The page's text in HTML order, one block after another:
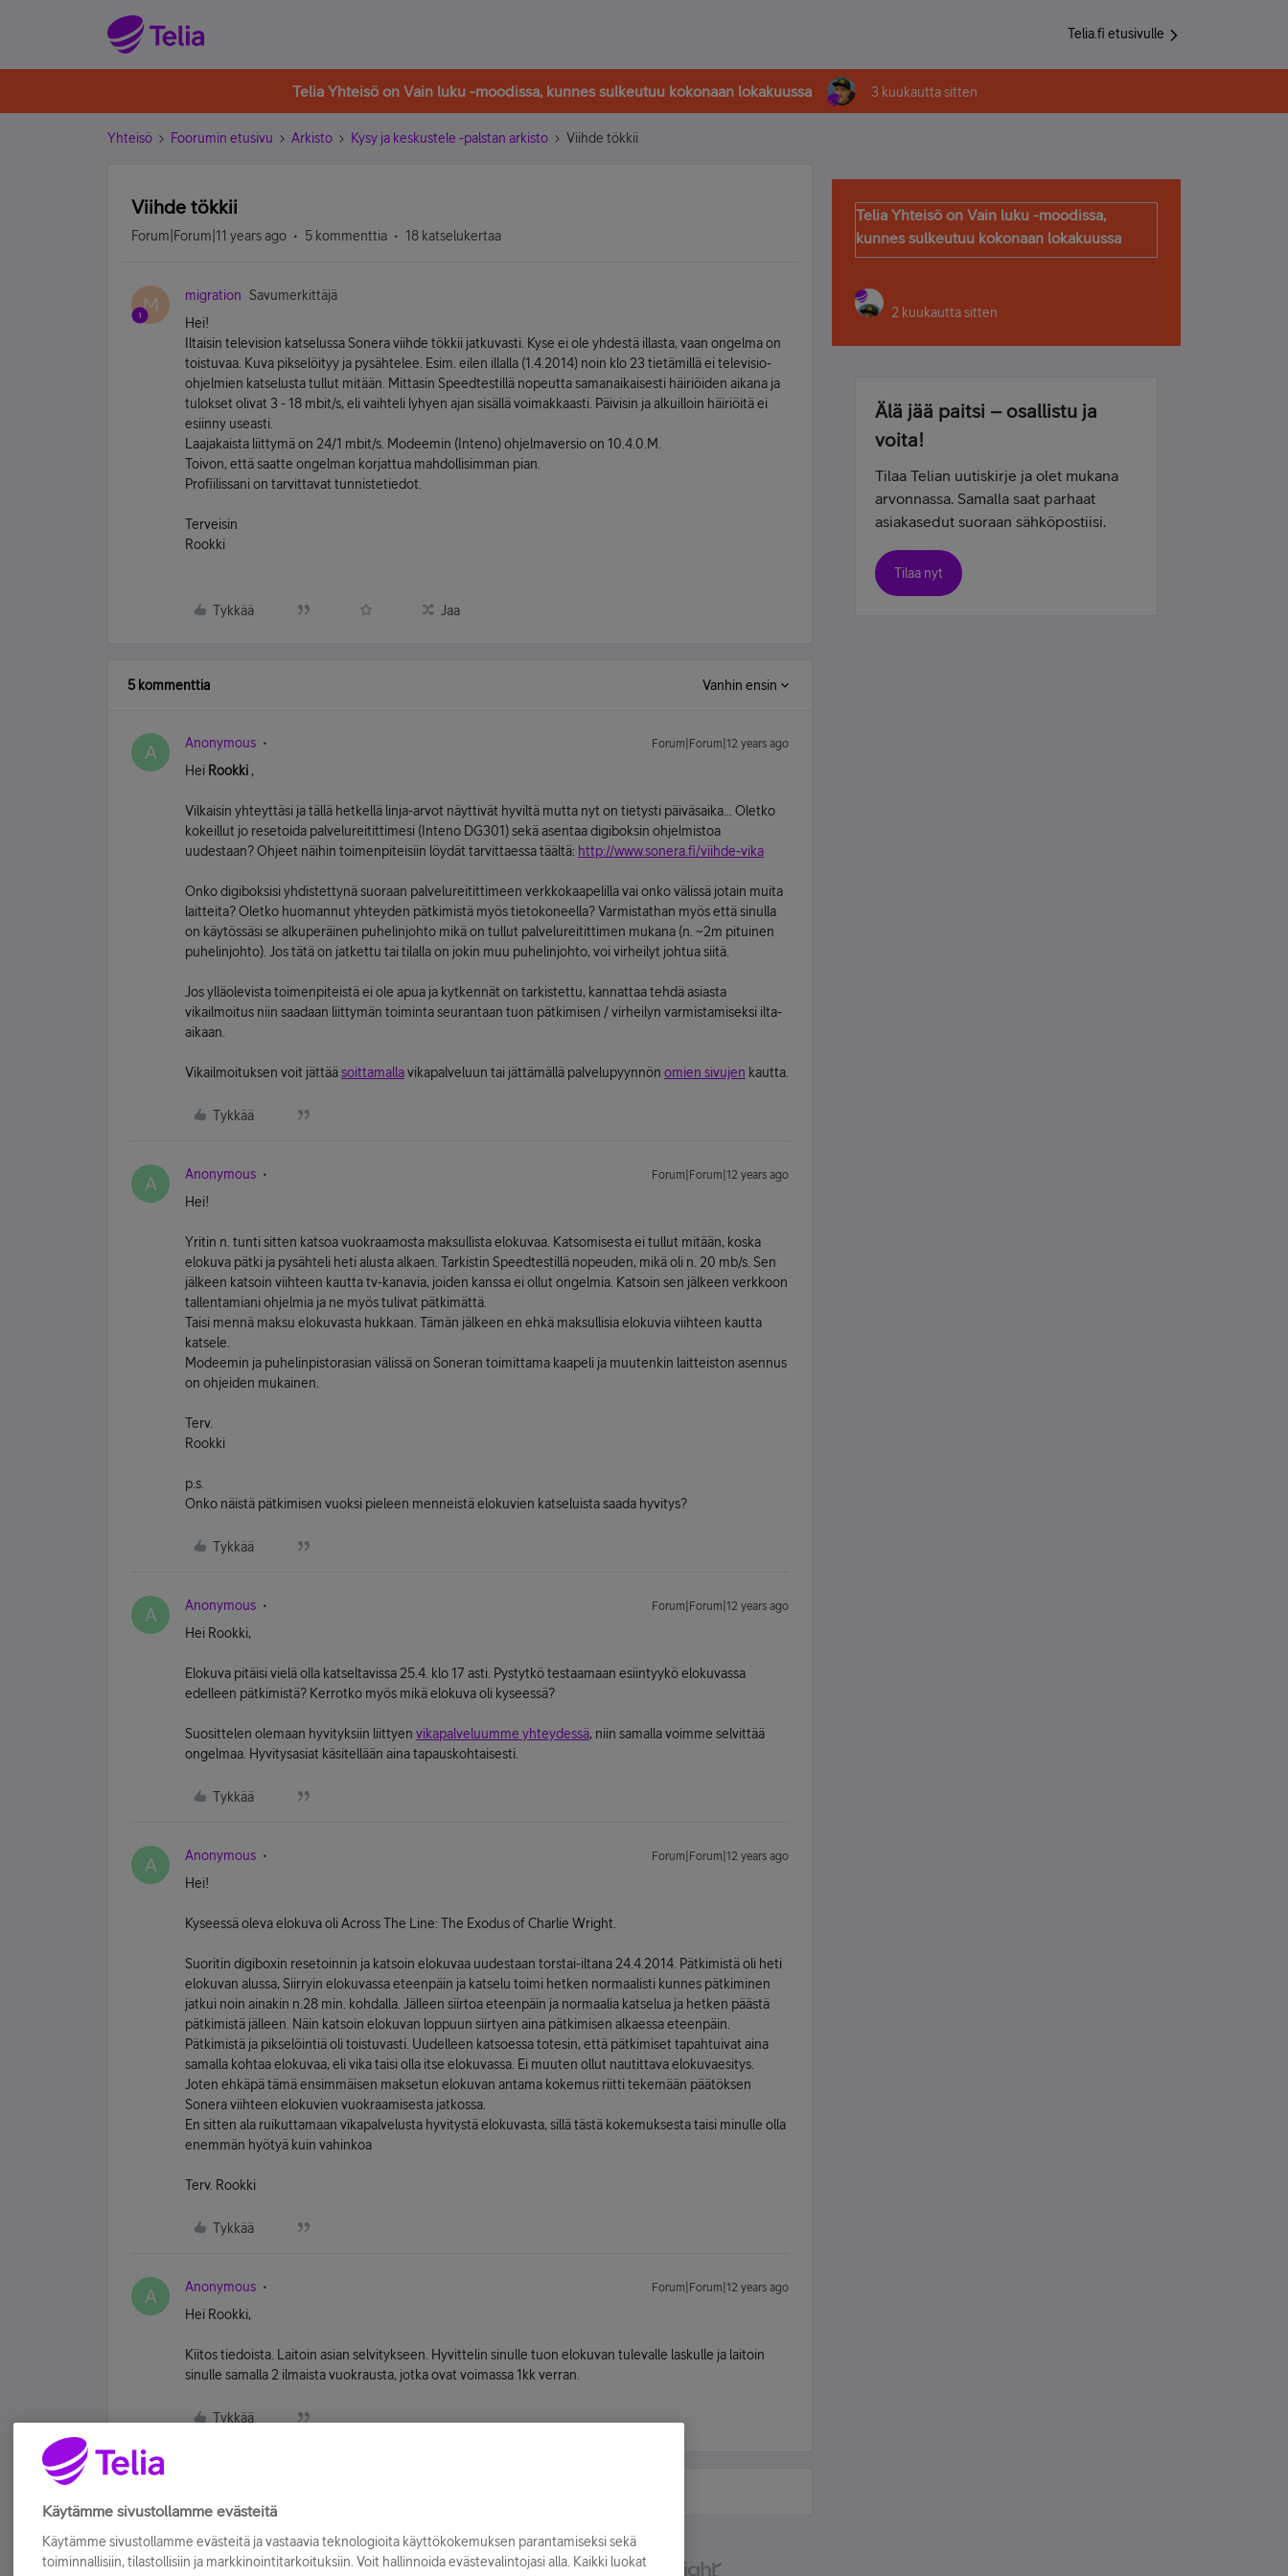
Telia.fi etusivulle
Telia Yhteisö on Vain luku -moodissa, kunnes sulkeutuu kokonaan lokakuussa 3 kuukautta sitten
Yhteisö Foorumin etusivu Arkisto Kysy ja keskustele -palstan arkisto Viihde tökkii
Viihde tökkii
Forum|Forum|11 years ago 5 kommenttia 18 katselukertaa
M migration
Savumerkittäjä
Hei!
Iltaisin television katselussa Sonera viihde tökkii jatkuvasti. Kyse ei ole yhdestä illasta, vaan ongelma on
toistuvaa. Kuva pikselöityy ja pysähtelee. Esim. eilen illalla (1.4.2014) noin klo 23 tietämillä ei televisio-
ohjelmien katselusta tullut mitään. Mittasin Speedtestillä nopeutta samanaikaisesti häiriöiden aikana ja
tulokset olivat 3 - 18 mbit/s, eli vaihteli lyhyen ajan sisällä voimakkaasti. Päivisin ja alkuilloin häiriöitä ei
esiinny useasti.
Laajakaista liittymä on 24/1 mbit/s. Modeemin (Inteno) ohjelmaversio on 10.4.0.M.
Toivon, että saatte ongelman korjattua mahdollisimman pian.
Profiilissani on tarvittavat tunnistetiedot.
Terveisin
Rookki
Tykkää Jaa
5 kommenttia Vanhin ensin
A Anonymous Forum|Forum|12 years ago
Hei Rookki ,
Vilkaisin yhteyttäsi ja tällä hetkellä linja-arvot näyttivät hyviltä mutta nyt on tietysti päiväsaika... Oletko
kokeillut jo resetoida palvelureitittimesi (Inteno DG301) sekä asentaa digiboksin ohjelmistoa
uudestaan? Ohjeet näihin toimenpiteisiin löydät tarvittaessa täältä: http://www.sonera.fi/viihde-vika
Onko digiboksisi yhdistettynä suoraan palvelureitittimeen verkkokaapelilla vai onko välissä jotain muita
laitteita? Oletko huomannut yhteyden pätkimistä myös tietokoneella? Varmistathan myös että sinulla
on käytössäsi se alkuperäinen puhelinjohto mikä on tullut palvelureitittimen mukana (n. ~2m pituinen
puhelinjohto). Jos tätä on jatkettu tai tilalla on jokin muu puhelinjohto, voi virheilyt johtua siitä.
Jos ylläolevista toimenpiteistä ei ole apua ja kytkennät on tarkistettu, kannattaa tehdä asiasta
vikailmoitus niin saadaan liittymän toiminta seurantaan tuon pätkimisen / virheilyn varmistamiseksi ilta-
aikaan.
Vikailmoituksen voit jättääsoittamallavikapalveluun tai jättämällä palvelupyynnön omien sivujen kautta.
Tykkää
A Anonymous Forum|Forum|12 years ago
Hei!
Yritin n. tunti sitten katsoa vuokraamosta maksullista elokuvaa. Katsomisesta ei tullut mitään, koska
elokuva pätki ja pysähteli heti alusta alkaen. Tarkistin Speedtestillä nopeuden, mikä oli n. 20 mb/s. Sen
jälkeen katsoin viihteen kautta tv-kanavia, joiden kanssa ei ollut ongelmia. Katsoin sen jälkeen verkkoon
tallentamiani ohjelmia ja ne myös tulivat pätkimättä.
Taisi mennä maksu elokuvasta hukkaan. Tämän jälkeen en ehkä maksullisia elokuvia viihteen kautta
katsele.
Modeemin ja puhelinpistorasian välissä on Soneran toimittama kaapeli ja muutenkin laitteiston asennus
on ohjeiden mukainen.
Terv.
Rookki
p.s.
Onko näistä pätkimisen vuoksi pieleen menneistä elokuvien katseluista saada hyvitys?
Tykkää
A Anonymous Forum|Forum|12 years ago
Hei Rookki,
Elokuva pitäisi vielä olla katseltavissa 25.4. klo 17 asti. Pystytkö testaamaan esiintyykö elokuvassa
edelleen pätkimistä? Kerrotko myös mikä elokuva oli kyseessä?
Suosittelen olemaan hyvityksiin liittyen vikapalveluumme yhteydessä, niin samalla voimme selvittää
ongelmaa. Hyvitysasiat käsitellään aina tapauskohtaisesti.
Tykkää
A Anonymous Forum|Forum|12 years ago
Hei!
Kyseessä oleva elokuva oli Across The Line: The Exodus of Charlie Wright.
Suoritin digiboxin resetoinnin ja katsoin elokuvaa uudestaan torstai-iltana 24.4.2014. Pätkimistä oli heti
elokuvan alussa, Siirryin elokuvassa eteenpäin ja katselu toimi hetken normaalisti kunnes pätkiminen
jatkui noin ainakin n.28 min. kohdalla. Jälleen siirtoa eteenpäin ja normaalia katselua ja hetken päästä
pätkimistä jälleen. Näin katsoin elokuvan loppuun siirtyen aina pätkimisen alkaessa eteenpäin.
Pätkimistä ja pikselöintiä oli toistuvasti. Uudelleen katsoessa totesin, että pätkimiset tapahtuivat aina
samalla kohtaa elokuvaa, eli vika taisi olla itse elokuvassa. Ei muuten ollut nautittava elokuvaesitys.
Joten ehkäpä tämä ensimmäisen maksetun elokuvan antama kokemus riitti tekemään päätöksen
Sonera viihteen elokuvien vuokraamisesta jatkossa.
En sitten ala ruikuttamaan vikapalvelusta hyvitystä elokuvasta, sillä tästä kokemuksesta taisi minulle olla
enemmän hyötyä kuin vahinkoa
Terv. Rookki
Tykkää
A Anonymous Forum|Forum|12 years ago
Hei Rookki,
Kiitos tiedoista. Laitoin asian selvitykseen. Hyvittelin sinulle tuon elokuvan tulevalle laskulle ja laitoin
sinulle samalla 2 ilmaista vuokrausta, jotka ovat voimassa 1kk verran.
Tykkää
Telia Yhteisö on Vain luku -moodissa,
kunnes sulkeutuu kokonaan lokakuussa
2 kuukautta sitten
Älä jää paitsi – osallistu ja
voita!
Tilaa Telian uutiskirje ja olet mukana
arvonnassa. Samalla saat parhaat
asiakasedut suoraan sähköpostiisi.
Tilaa nyt
Käytämme sivustollamme evästeitä
Käytämme sivustollamme evästeitä ja vastaavia teknologioita käyttökokemuksen parantamiseksi sekä
toiminnallisiin, tilastollisiin ja markkinointitarkoituksiin. Voit hallinnoida evästevalintojasi alla. Kaikki luokat